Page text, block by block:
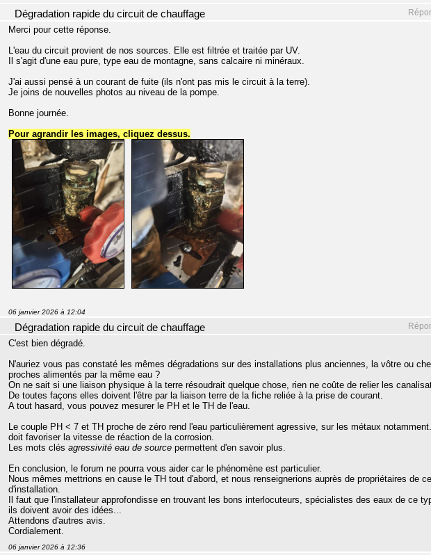
Dégradation rapide du circuit de chauffage
Merci pour cette réponse.
L'eau du circuit provient de nos sources. Elle est filtrée et traitée par UV.
Il s'agit d'une eau pure, type eau de montagne, sans calcaire ni minéraux.
J'ai aussi pensé à un courant de fuite (ils n'ont pas mis le circuit à la terre).
Je joins de nouvelles photos au niveau de la pompe.
Bonne journée.
Pour agrandir les images, cliquez dessus.
06 janvier 2026 à 12:04
Dégradation rapide du circuit de chauffage
C'est bien dégradé.
N'auriez vous pas constaté les mêmes dégradations sur des installations plus anciennes, la vôtre ou
proches alimentés par la même eau ?
On ne sait si une liaison physique à la terre résoudrait quelque chose, rien ne coûte de relier les
De toutes façons elles doivent l'être par la liaison terre de la fiche reliée à la prise de courant.
A tout hasard, vous pouvez mesurer le PH et le TH de l'eau.
Le couple PH < 7 et TH proche de zéro rend l'eau particulièrement agressive, sur les métaux
doit favoriser la vitesse de réaction de la corrosion.
Les mots clés agressivité eau de source permettent d'en savoir plus.
En conclusion, le forum ne pourra vous aider car le phénomène est particulier.
Nous mêmes mettrions en cause le TH tout d'abord, et nous renseignerions auprès de propriétaires de
d'installation.
Il faut que l'installateur approfondisse en trouvant les bons interlocuteurs, spécialistes des eaux de ce
ils doivent avoir des idées...
Attendons d'autres avis.
Cordialement.
06 janvier 2026 à 12:36